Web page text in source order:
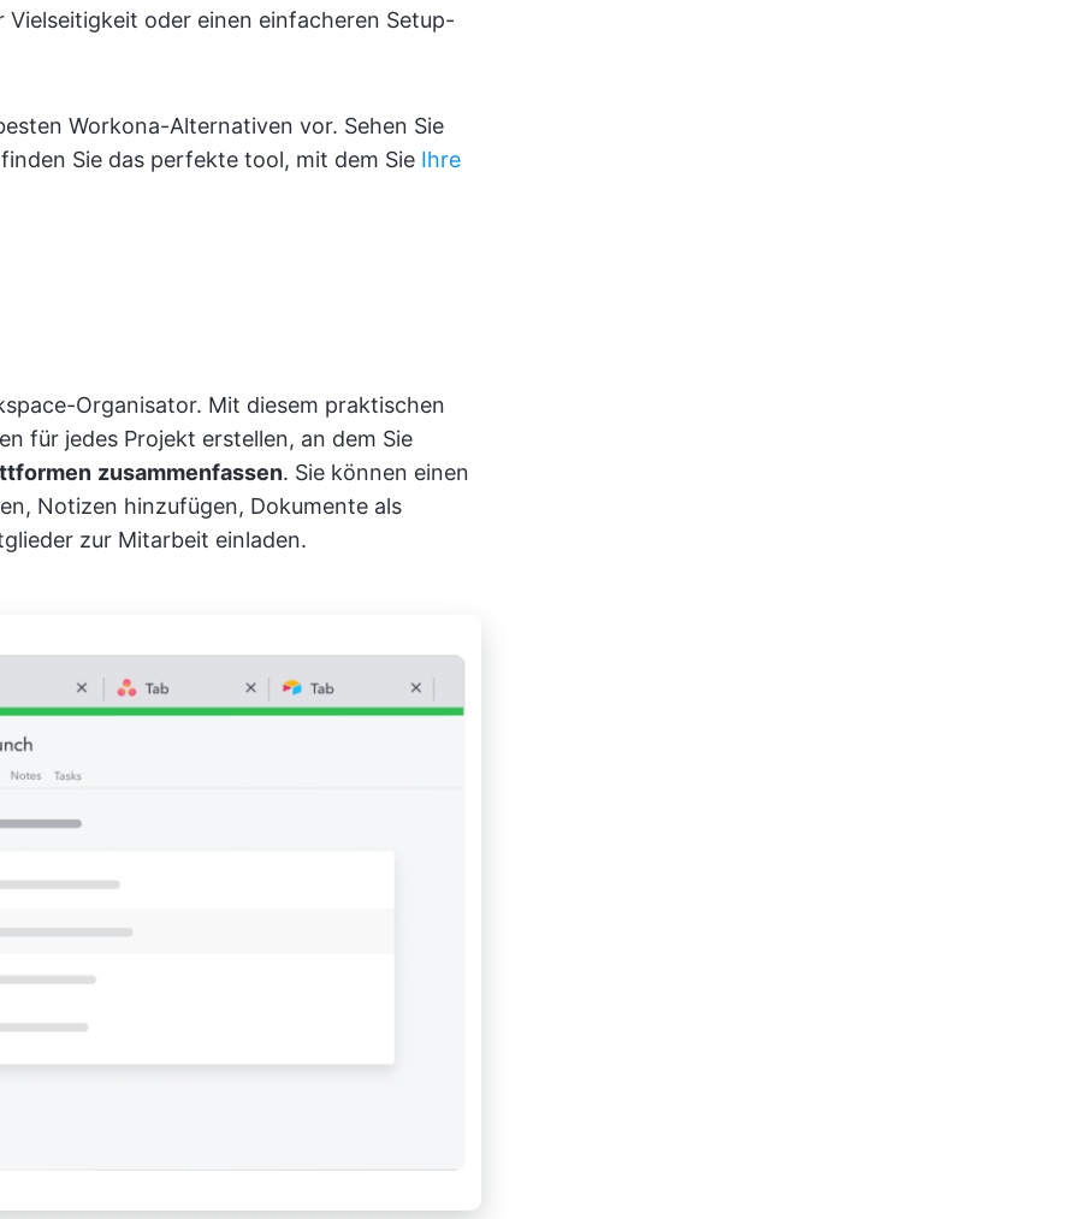
Vielseitigkeit oder einen einfacheren Setup-
Workona-Alternativen vor. Sehen Sie
Sie das perfekte tool, mit dem Sie Ihre
Organisator. Mit diesem praktischen
für jedes Projekt erstellen, an dem Sie
zusammenfassen. Sie können einen
Notizen hinzufügen, Dokumente als
zur Mitarbeit einladen.